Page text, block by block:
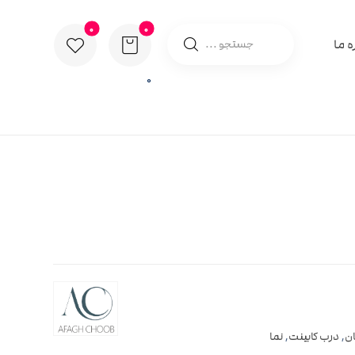
0
ما
, درب کابینت,نما